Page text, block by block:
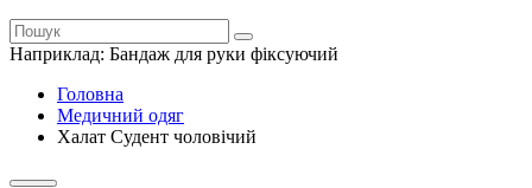
Наприклад: Бандаж для руки фіксуючий
Головна
Медичний одяг
Халат Судент чоловічий